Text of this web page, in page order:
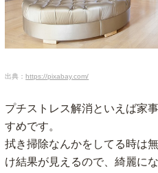
出典：https://pixabay.com/
プチストレス解消といえば家
すめです。
拭き掃除なんかをしてる時は
け結果が見えるので、綺麗に